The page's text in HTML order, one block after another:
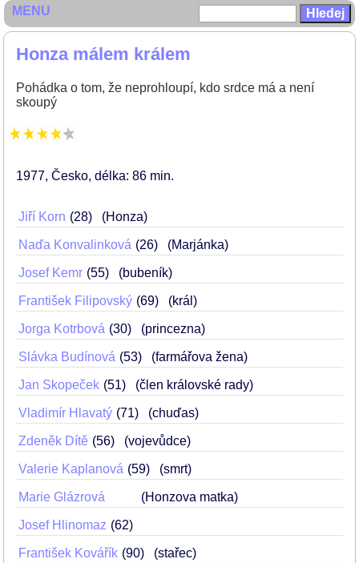
Honza málem králem
Pohádka o tom, že neprohloupí, kdo srdce má a není
skoupý
1977 Česko délka: 86 min
Jiří Korn 28 (Honza)
Naďa Konvalinková 26 (Marjánka)
Josef Kemr 55 (bubeník)
František Filipovský 69 (král)
Jorga Kotrbová 30 (princezna)
Slávka Budínová 53 (farmářova žena)
Jan Skopeček 51 (člen královské rady)
Vladimír Hlavatý 71 (chuďas)
Zdeněk Dítě 56 (vojevůdce)
Valerie Kaplanová 59 (smrt)
Marie Glázrová (Honzova matka)
Josef Hlinomaz 62
František Kovářík 90 (stařec)
MENU